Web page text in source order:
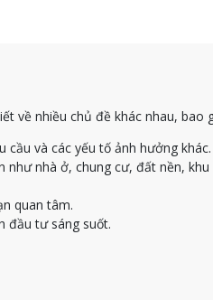
về nhiều chủ đề khác nhau, bao
và các yếu tố ảnh hưởng khác.
như nhà ở, chung cư, đất nền,
quan tâm.
đầu tư sáng suốt.